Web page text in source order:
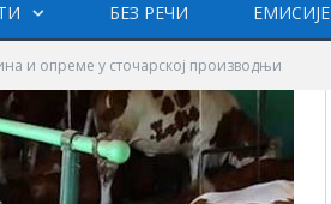
БЕЗ РЕЧИ ЕМИСИЈЕ
и опреме у сточарској производњи